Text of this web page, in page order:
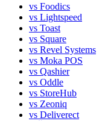
vs Foodics
vs Lightspeed
vs Toast
vs Square
vs Revel Systems
vs Moka POS
vs Qashier
vs Oddle
vs StoreHub
vs Zeoniq
vs Deliverect